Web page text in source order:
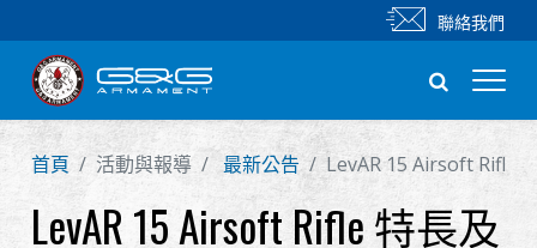
新產品
步槍
聯絡我們
首頁 活動與報導 最新公告 LevAR 15 Airsoft Rifle
LevAR 15 Airsoft Rifle 特長及